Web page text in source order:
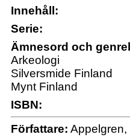
Innehåll:
Serie:
Ämnesord och
Arkeologi
Silversmide Finland
Mynt Finland
ISBN:
Författare: Appelgren,